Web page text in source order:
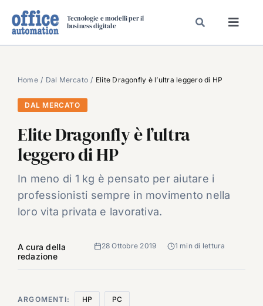
Tecnologie e modelli per il
business digitale
SPECIAL PAPER
TAVOLE ROTONDE DI REDAZIONE
CARRIERE
VIDEO
EVENTI
CHI SIAMO
Home Dal Mercato Elite Dragonfly è l’ultra leggero di HP
DAL MERCATO
Elite Dragonfly è l’ultra
leggero di HP
In meno di 1 kg è pensato per aiutare i
professionisti sempre in movimento nella
loro vita privata e lavorativa.
A cura della
redazione
28 Ottobre 2019 1 min di lettura
ARGOMENTI: HP PC